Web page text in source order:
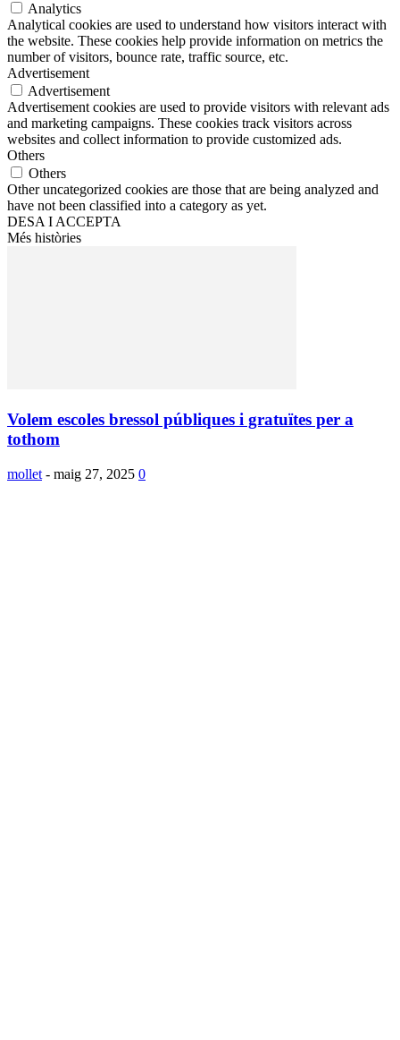
Analytics
Analytical cookies are used to understand how visitors interact with
the website. These cookies help provide information on metrics the
number of visitors, bounce rate, traffic source, etc.
Advertisement
Advertisement
Advertisement cookies are used to provide visitors with relevant ads
and marketing campaigns. These cookies track visitors across
websites and collect information to provide customized ads.
Others
Others
Other uncategorized cookies are those that are being analyzed and
have not been classified into a category as yet.
DESA I ACCEPTA
Més històries
Volem escoles bressol públiques i gratuïtes per a
tothom
mollet - maig 27, 2025 0